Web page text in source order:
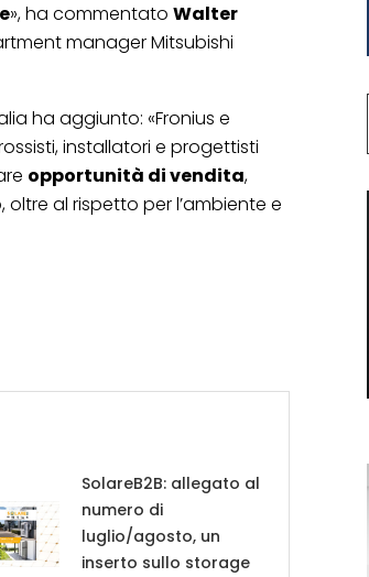
», ha commentato Walter
manager Mitsubishi
ha aggiunto: «Fronius e
installatori e progettisti
opportunità di vendita,
al rispetto per l’ambiente e
SolareB2B: allegato al
numero di
luglio/agosto, un
inserto sullo storage